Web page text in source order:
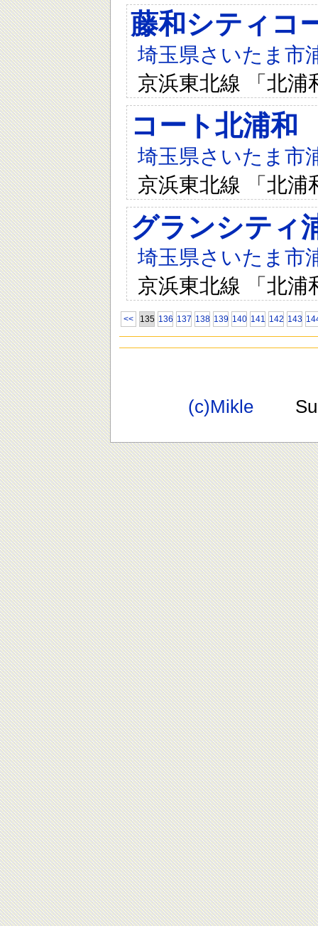
藤和シティコ
埼玉県さいたま市
京浜東北線 「北浦
コート北浦和
埼玉県さいたま市
京浜東北線 「北浦
グランシティ
埼玉県さいたま市
京浜東北線 「北浦
<< 135 136 137 138 139 140 141 142 143
(c)Mikle